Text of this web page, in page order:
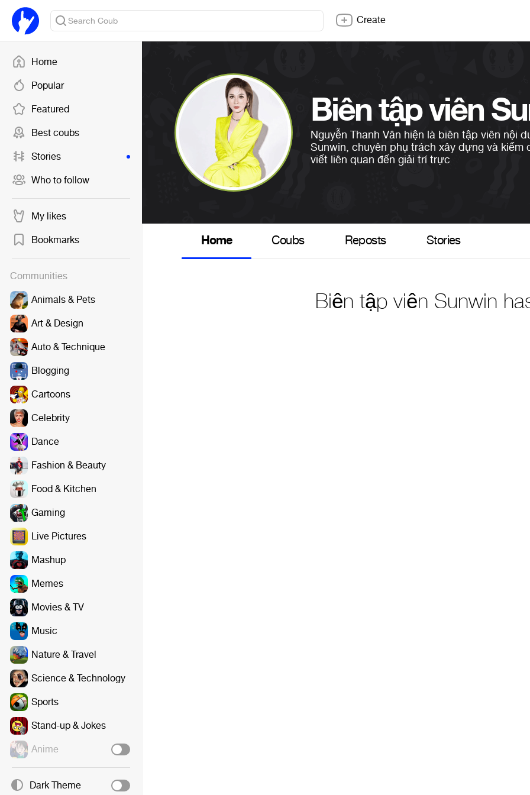
Home
Popular
Featured
Best coubs
Stories
Who to follow
My likes
Bookmarks
Communities
Animals & Pets
Art & Design
Auto & Technique
Blogging
Cartoons
Celebrity
Dance
Fashion & Beauty
Food & Kitchen
Gaming
Live Pictures
Mashup
Memes
Movies & TV
Music
Nature & Travel
Science & Technology
Sports
Stand-up & Jokes
Anime
Dark Theme
Create
Biên tập viên
Nguyễn Thanh Vân hiện là biên tập viên nội
Sunwin, chuyên phụ trách xây dựng và kiểm
viết liên quan đến giải trí trực
Home Coubs Reposts Stories
Biên tập viên Sunwin